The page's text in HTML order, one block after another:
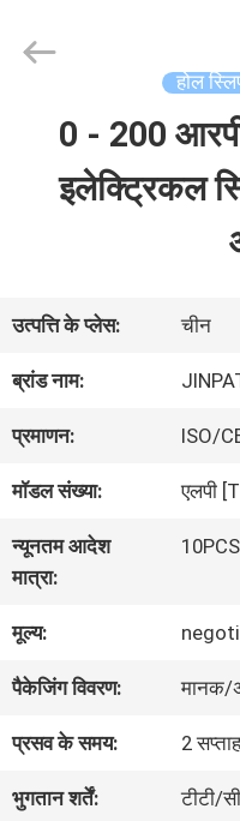
वीआर
दिखाएँ
हमारे
बारे
में
कारखाना
गुणवत्ता
Electronics
होल
0 - 200
इलेक्ट्रिकल
उत्पत्ति के प्लेस: चीन
ब्रांड नाम:
प्रमाणन: ISO/
मॉडल संख्या: एलपी
न्यूनतम आदेश
मात्रा:
10PCS
मूल्य:
पैकेजिंग विवरण: मानक/
प्रसव के समय: 2
भुगतान शर्तें: टीटी/